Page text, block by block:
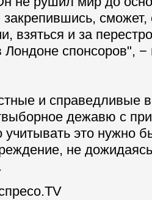
сможет,
взяться и за
спонсоров", −
и справедливые
дежавю с
учитывать это нужно
не